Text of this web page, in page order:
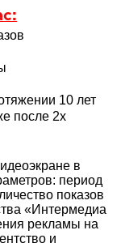
10 лет
после 2х
в
период
показов
«Интермедиа
рекламы на
и